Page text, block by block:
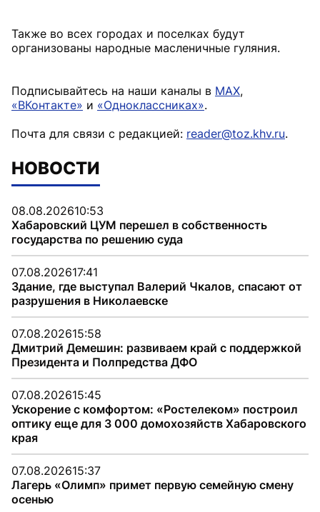
Также во всех городах и поселках будут
Подписывайтесь на наши каналы в MAX,
«ВКонтакте» и «Одноклассниках».
Почта для связи с редакцией: reader@toz.khv.ru.
НОВОСТИ
08.08.202610:53
Хабаровский ЦУМ перешел в собственность
государства по решению суда
07.08.202617:41
Здание, где выступал Валерий Чкалов, спасают от
разрушения в Николаевске
07.08.202615:58
Дмитрий Демешин: развиваем край с поддержкой
Президента и Полпредства ДФО
07.08.202615:45
Ускорение с комфортом: «Ростелеком» построил
оптику еще для 3 000 домохозяйств Хабаровского
края
07.08.202615:37
Лагерь «Олимп» примет первую семейную смену
осенью